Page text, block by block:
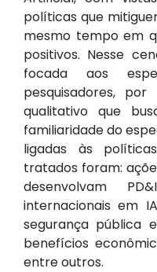
políticas que
mesmo tempo em
positivos. Nesse
focada aos
pesquisadores,
qualitativo que
familiaridade do
ligadas às
tratados foram:
desenvolvam
internacionais em
segurança pública
benefícios
entre outros.